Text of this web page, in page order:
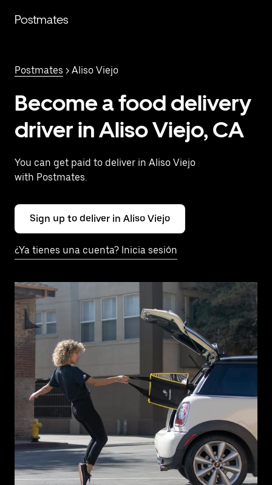
contenido
Postmates
Postmates > Aliso Viejo
Become a food delivery
driver in Aliso Viejo, CA
You can get paid to deliver in Aliso Viejo
with Postmates.
Sign up to deliver in Aliso Viejo
¿Ya tienes una cuenta? Inicia sesión